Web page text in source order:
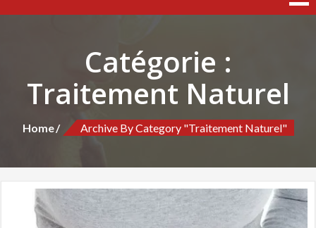
Catégorie :
Traitement Naturel
Home Archive By Category "Traitement Naturel"